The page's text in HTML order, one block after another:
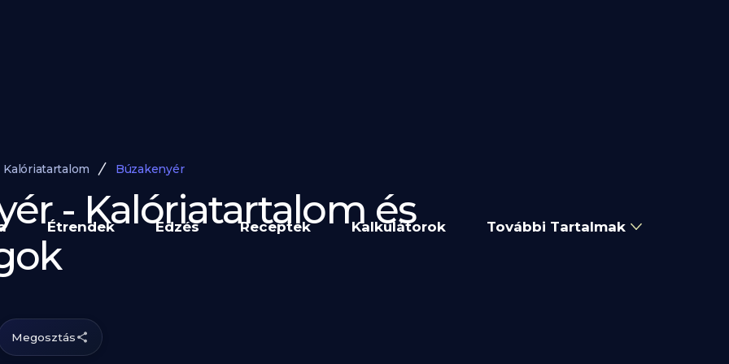
Étrendek Edzés Receptek Kalkulátorok További Tartalmak
Kalóriatartalom Búzakenyér
- Kalóriatartalom és
Megosztás